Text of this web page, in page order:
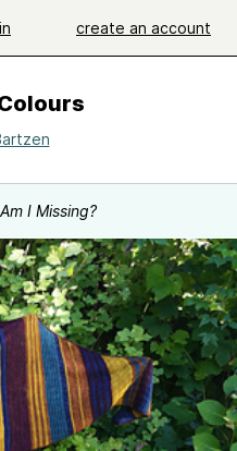
create an account
I Missing?